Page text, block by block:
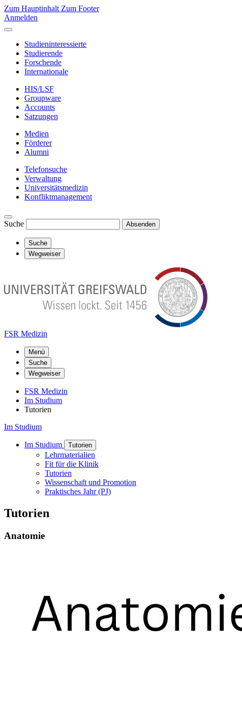
Zum Hauptinhalt Zum Footer
Anmelden
Studieninteressierte
Studierende
Forschende
Internationale
HIS/LSF
Groupware
Accounts
Satzungen
Medien
Förderer
Alumni
Telefonsuche
Verwaltung
Universitätsmedizin
Konfliktmanagement
Suche Absenden
Suche
Wegweiser
FSR Medizin
Menü
Suche
Wegweiser
FSR Medizin
Im Studium
Tutorien
Im Studium
Im Studium Tutorien
Lehrmaterialien
Fit für die Klinik
Tutorien
Wissenschaft und Promotion
Praktisches Jahr (PJ)
Tutorien
Anatomie